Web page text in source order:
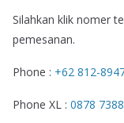
Silahkan klik nomer
pemesanan.
Phone : +62 812-
Phone XL : 0878